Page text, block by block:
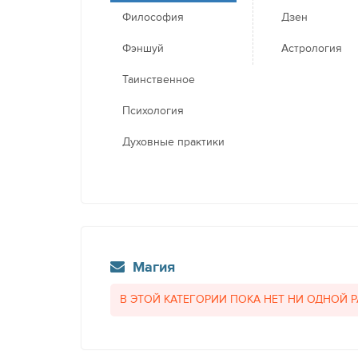
Философия
Фэншуй
Таинственное
Психология
Духовные практики
Дзен
Астрология
Магия
В ЭТОЙ КАТЕГОРИИ ПОКА НЕТ НИ ОДНОЙ